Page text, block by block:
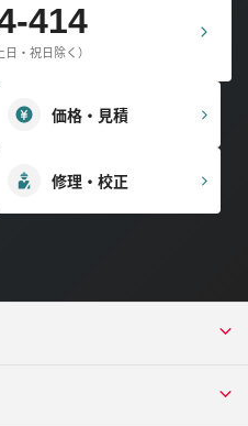
414
・祝日除く）
価格・見積
修理・校正